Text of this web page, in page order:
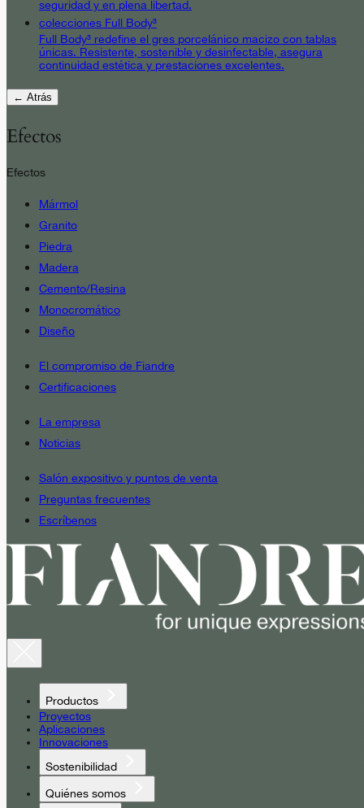
seguridad y en plena libertad.
colecciones Full Body³
Full Body³ redefine el gres porcelánico macizo con tablas
únicas. Resistente, sostenible y desinfectable, asegura
continuidad estética y prestaciones excelentes.
← Atrás
Efectos
Efectos
Mármol
Granito
Piedra
Madera
Cemento/Resina
Monocromático
Diseño
El compromiso de Fiandre
Certificaciones
La empresa
Noticias
Salón expositivo y puntos de venta
Preguntas frecuentes
Escríbenos
Productos
Proyectos
Aplicaciones
Innovaciones
Sostenibilidad
Quiénes somos